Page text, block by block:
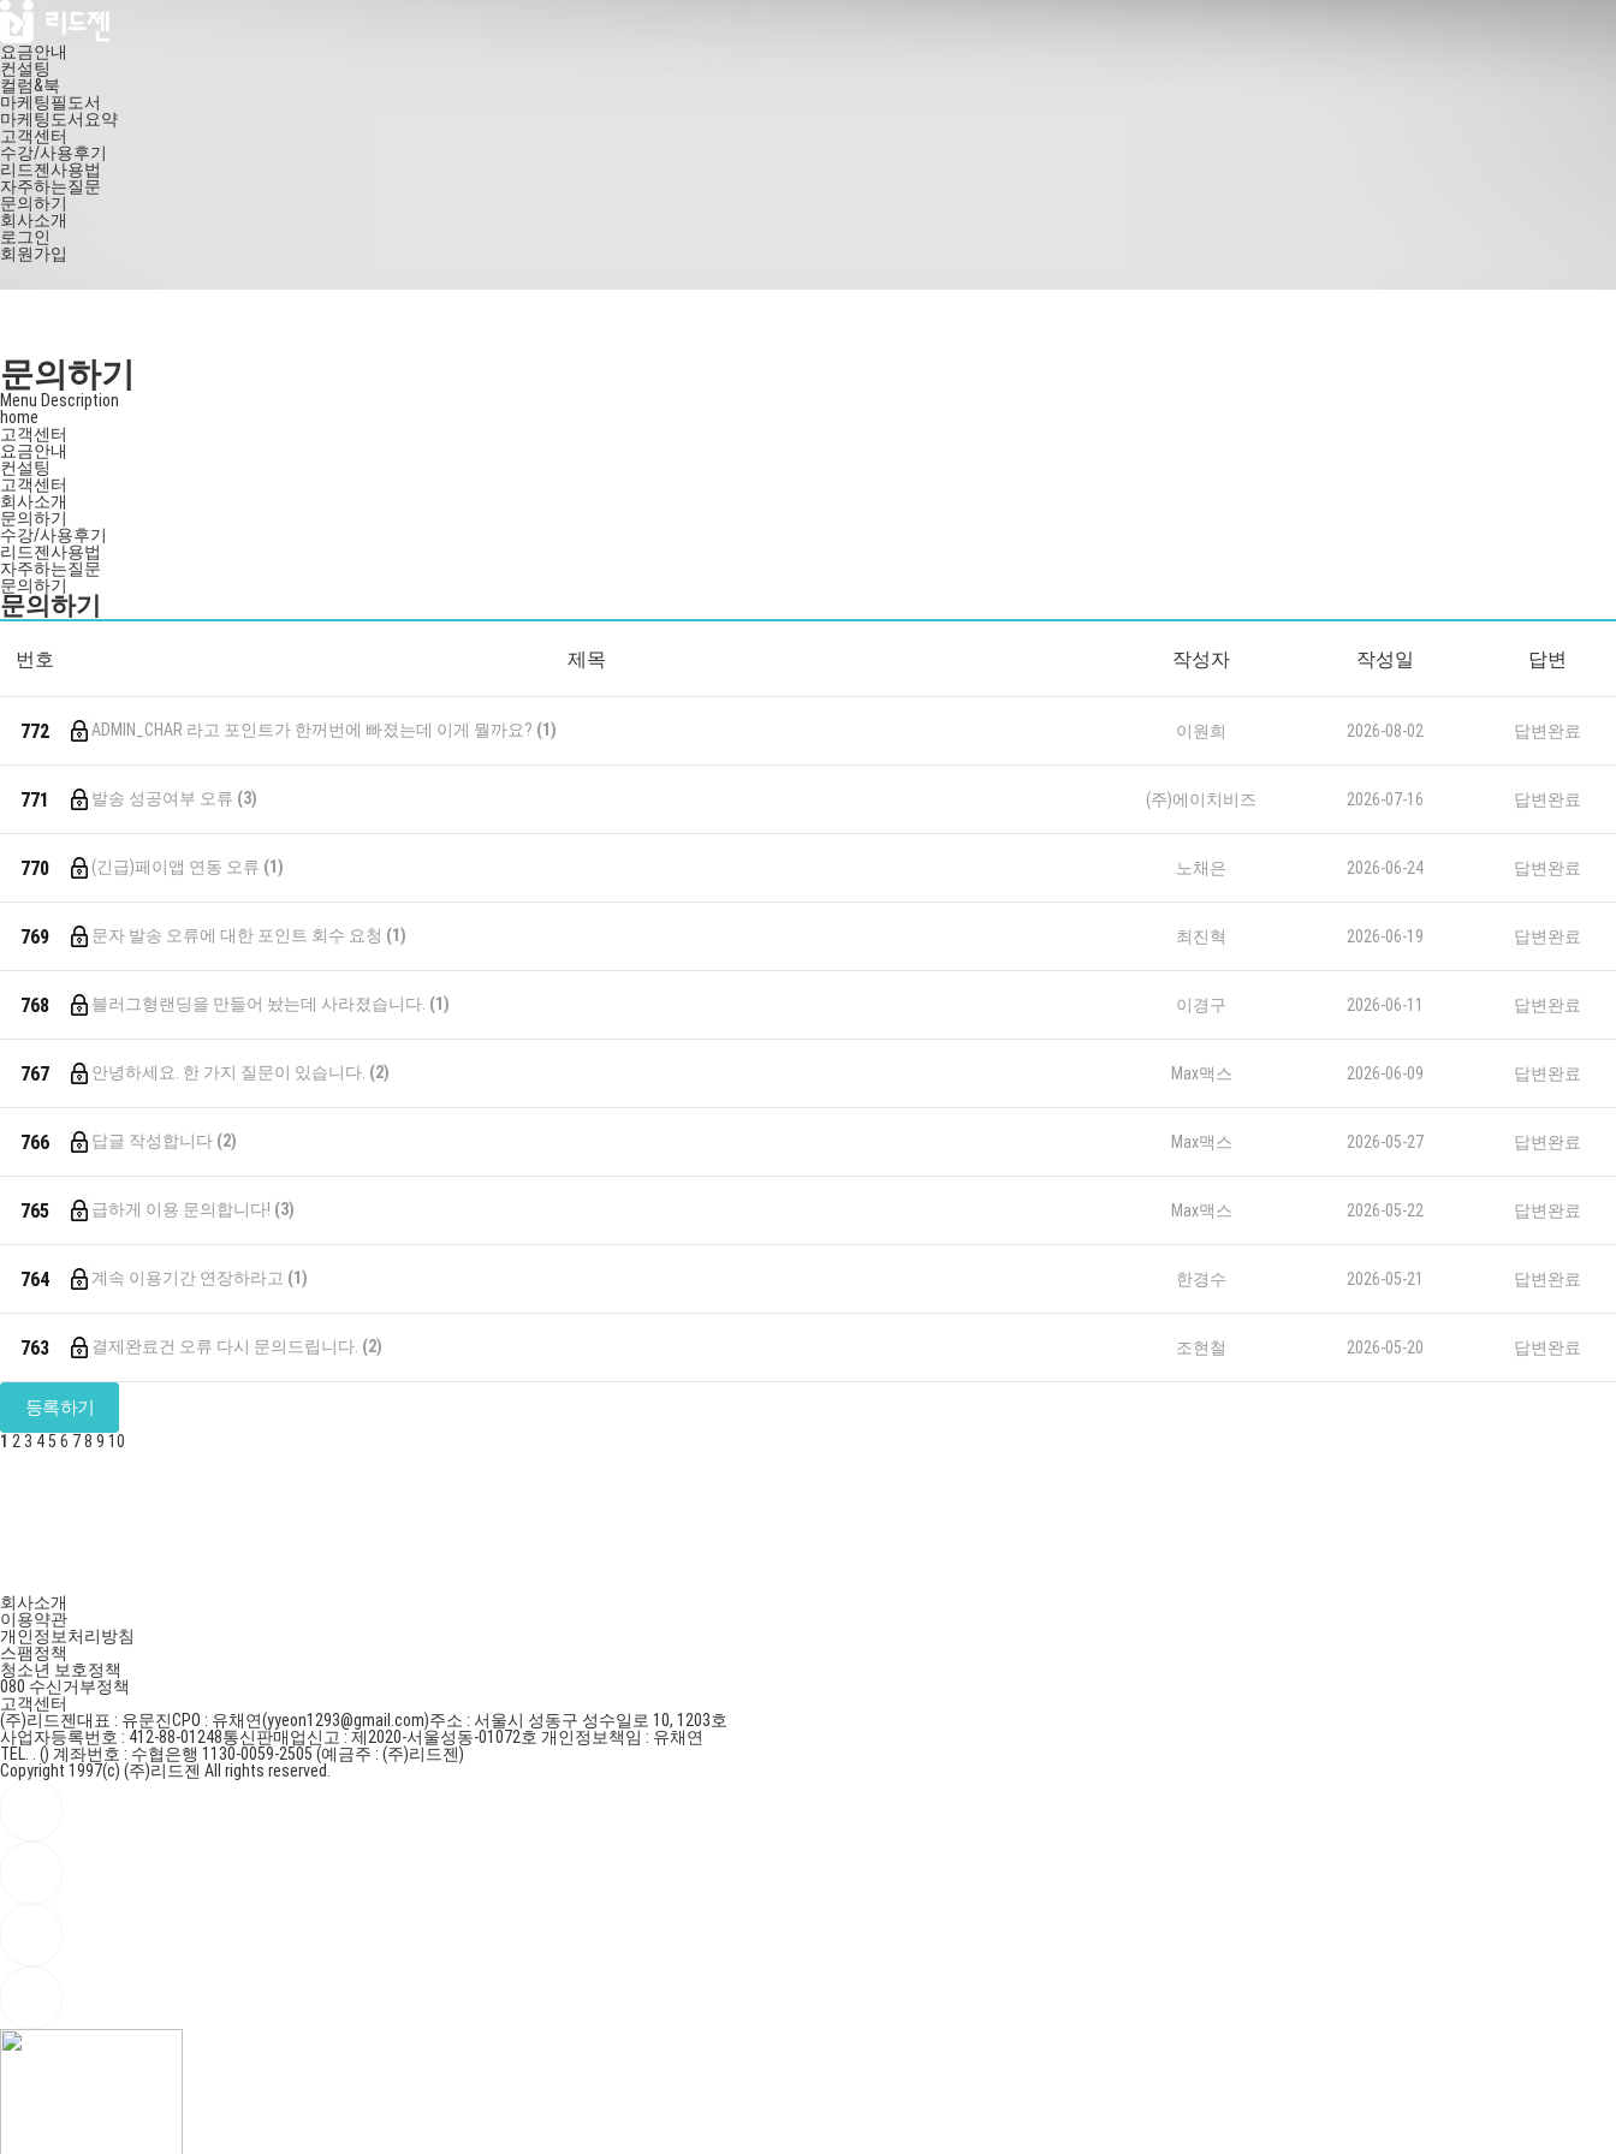
요금안내
컨설팅
컬럼&북
마케팅필도서
마케팅도서요약
고객센터
수강/사용후기
리드젠사용법
자주하는질문
문의하기
회사소개
로그인
회원가입
문의하기
Menu Description
home
고객센터
요금안내
컨설팅
고객센터
회사소개
문의하기
수강/사용후기
리드젠사용법
자주하는질문
문의하기
문의하기
번호 제목 작성자 작성일 답변
772 ADMIN_CHAR 라고 포인트가 한꺼번에 빠졌는데 이게 뭘까요? (1) 이원희 2026-08-02 답변완료
771 발송 성공여부 오류 (3) (주)에이치비즈 2026-07-16 답변완료
770 (긴급)페이앱 연동 오류 (1) 노채은 2026-06-24 답변완료
769 문자 발송 오류에 대한 포인트 회수 요청 (1) 최진혁 2026-06-19 답변완료
768 블러그형랜딩을 만들어 놨는데 사라졌습니다. (1) 이경구 2026-06-11 답변완료
767 안녕하세요. 한 가지 질문이 있습니다. (2) Max맥스 2026-06-09 답변완료
766 답글 작성합니다 (2) Max맥스 2026-05-27 답변완료
765 급하게 이용 문의합니다! (3) Max맥스 2026-05-22 답변완료
764 계속 이용기간 연장하라고 (1) 한경수 2026-05-21 답변완료
763 결제완료건 오류 다시 문의드립니다. (2) 조현철 2026-05-20 답변완료
등록하기
1 2 3 45 6 78 9 10
회사소개
이용약관
개인정보처리방침
스팸정책
청소년 보호정책
080 수신거부정책
고객센터
(주)리드젠대표 : 유문진CPO : 유채연(yyeon1293@gmail.com)주소 : 서울시 성동구 성수일로 10, 1203호
사업자등록번호 : 412-88-01248통신판매업신고 : 제2020-서울성동-01072호 개인정보책임 : 유채연
TEL. . () 계좌번호 : 수협은행 1130-0059-2505 (예금주 : (주)리드젠)
Copyright 1997(c) (주)리드젠 All rights reserved.